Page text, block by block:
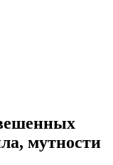
мутности